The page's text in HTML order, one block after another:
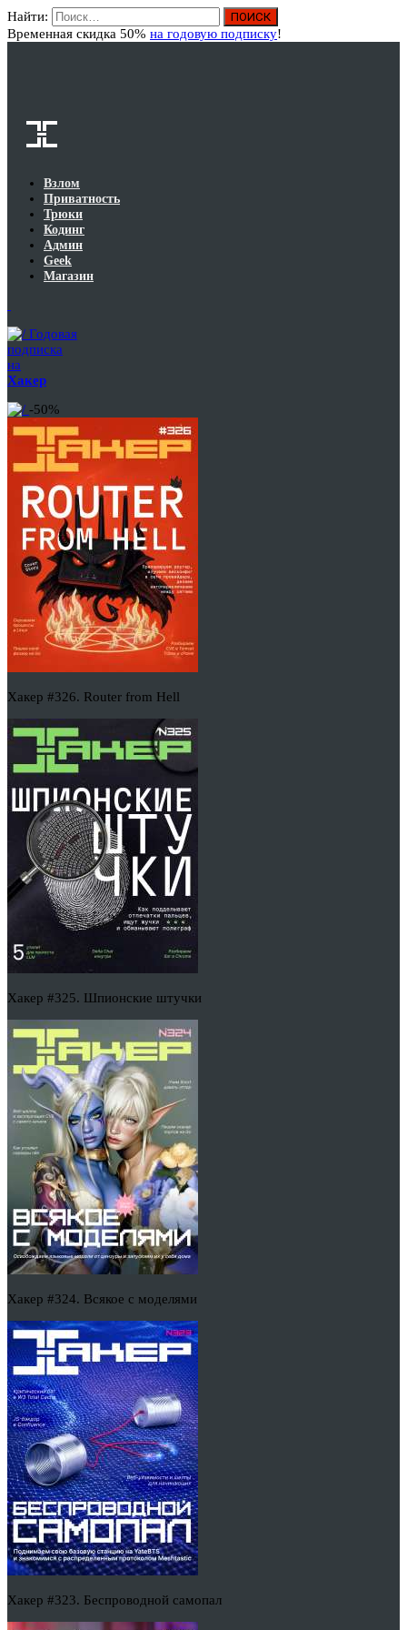
Найти:
Временная скидка 50% на годовую подписку!
Взлом
Приватность
Трюки
Кодинг
Админ
Geek
Магазин
Годовая
подписка
на
Хакер
-50%
Хакер #326. Router from Hell
Хакер #325. Шпионские штучки
Хакер #324. Всякое с моделями
Хакер #323. Беспроводной самопал